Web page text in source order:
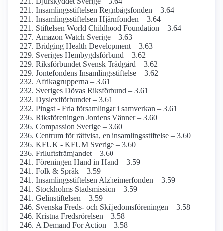
Insamlings­stiftelsen Regnbågs­fonden – 3.64
Insamlings­stiftelsen Hjärnfonden – 3.64
Stiftelsen World Childhood Foundation – 3.64
Amazon Watch Sverige – 3.63
Bridging Health Development – 3.63
Sveriges Hembygds­förbund – 3.62
Riksförbundet Svensk Trädgård – 3.62
Jontefondens Insamlings­stiftelse – 3.62
Afrikagrupperna – 3.61
Sveriges Dövas Riksförbund – 3.61
Dyslexi­förbundet – 3.61
Pingst - Fria församlingar i samverkan – 3.61
Riksföreningen Jordens Vänner – 3.60
Compassion Sverige – 3.60
Centrum för rättvisa, en insamlings­stiftelse – 3.60
KFUK - KFUM Sverige – 3.60
Frilufts­främjandet – 3.60
Föreningen Hand in Hand – 3.59
Folk & Språk – 3.59
Insamlings­stiftelsen Alzheimer­fonden – 3.59
Stockholms Stadsmission – 3.59
Gelinstiftelsen – 3.59
Svenska Freds- och Skiljedoms­föreningen – 3.58
Kristna Fredsrörelsen – 3.58
A Demand For Action – 3.58